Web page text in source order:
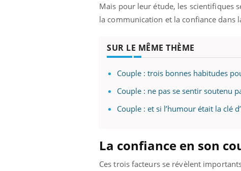
Mais pour leur étude, les scientifiques
la communication et la confiance dans
SUR LE MÊME THÈME
Couple : trois bonnes habitudes
Couple : ne pas se sentir soutenu
Couple : et si l’humour était la clé
La confiance en son
Ces trois facteurs se révèlent